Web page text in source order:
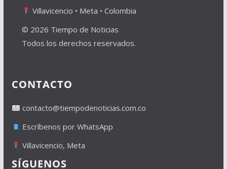
Villavicencio • Meta • Colombia
© 2026 Tiempo de Noticias
Todos los derechos reservados.
CONTACTO
contacto@tiempodenoticias.com.co
Escríbenos por WhatsApp
Villavicencio, Meta
SÍGUENOS